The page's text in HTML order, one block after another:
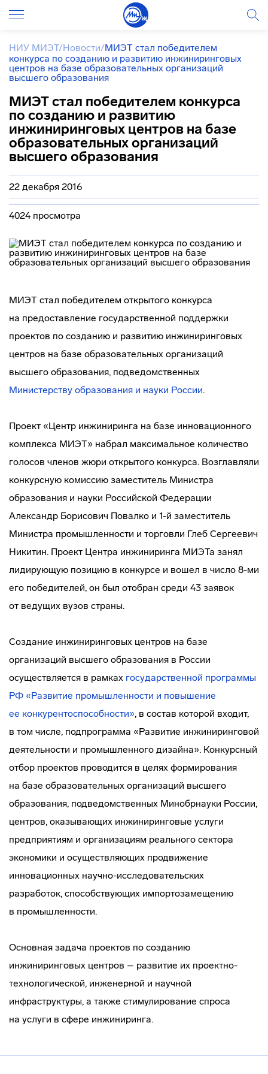
НИУ МИЭТ/Новости/МИЭТ стал победителем
конкурса по созданию и развитию инжиниринговых
центров на базе образовательных организаций
высшего образования
МИЭТ стал победителем конкурса
по созданию и развитию
инжиниринговых центров на базе
образовательных организаций
высшего образования
22 декабря 2016
4024 просмотра
МИЭТ стал победителем открытого конкурса
на предоставление государственной поддержки
проектов по созданию и развитию инжиниринговых
центров на базе образовательных организаций
высшего образования, подведомственных
Министерству образования и науки России.
Проект «Центр инжиниринга на базе инновационного
комплекса МИЭТ» набрал максимальное количество
голосов членов жюри открытого конкурса. Возглавляли
конкурсную комиссию заместитель Министра
образования и науки Российской Федерации
Александр Борисович Повалко и 1-й заместитель
Министра промышленности и торговли Глеб Сергеевич
Никитин. Проект Центра инжиниринга МИЭТа занял
лидирующую позицию в конкурсе и вошел в число 8-ми
его победителей, он был отобран среди 43 заявок
от ведущих вузов страны.
Создание инжиниринговых центров на базе
организаций высшего образования в России
осуществляется в рамках государственной программы
РФ «Развитие промышленности и повышение
ее конкурентоспособности», в состав которой входит,
в том числе, подпрограмма «Развитие инжиниринговой
деятельности и промышленного дизайна». Конкурсный
отбор проектов проводится в целях формирования
на базе образовательных организаций высшего
образования, подведомственных Минобрнауки России,
центров, оказывающих инжиниринговые услуги
предприятиям и организациям реального сектора
экономики и осуществляющих продвижение
инновационных научно-исследовательских
разработок, способствующих импортозамещению
в промышленности.
Основная задача проектов по созданию
инжиниринговых центров – развитие их проектно-
технологической, инженерной и научной
инфраструктуры, а также стимулирование спроса
на услуги в сфере инжиниринга.